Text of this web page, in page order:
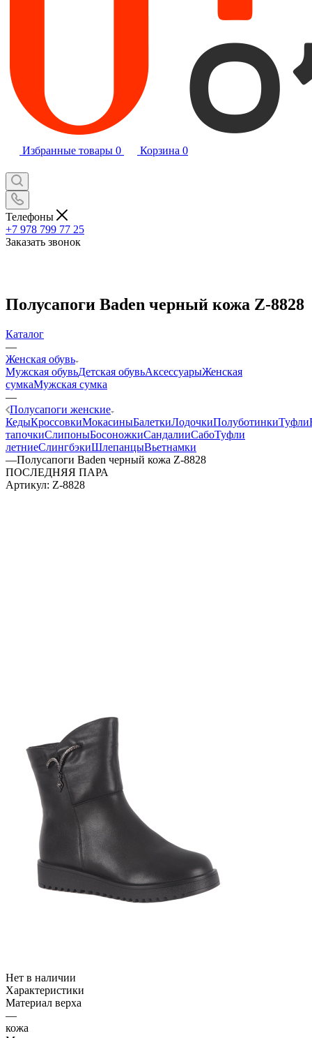
Избранные товары 0 Корзина 0
Телефоны
+7 978 799 77 25
Заказать звонок
Полусапоги Baden черный кожа Z-8828
Каталог
—
Женская обувь
Мужская обувьДетская обувьАксессуарыЖенская
сумкаМужская сумка
—
Полусапоги женские
КедыКроссовкиМокасиныБалеткиЛодочкиПолуботинкиТуфли
тапочкиСлипоныБосоножкиСандалииСабоТуфли
летниеСлингбэкиШлепанцыВьетнамки
—Полусапоги Baden черный кожа Z-8828
ПОСЛЕДНЯЯ ПАРА
Артикул: Z-8828
Нет в наличии
Характеристики
Материал верха
—
кожа